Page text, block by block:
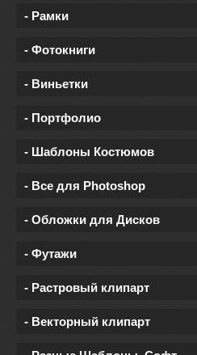
- Рамки
- Фотокниги
- Виньетки
- Портфолио
- Шаблоны Костюмов
- Все для Photoshop
- Обложки для Дисков
- Футажи
- Растровый клипарт
- Векторный клипарт